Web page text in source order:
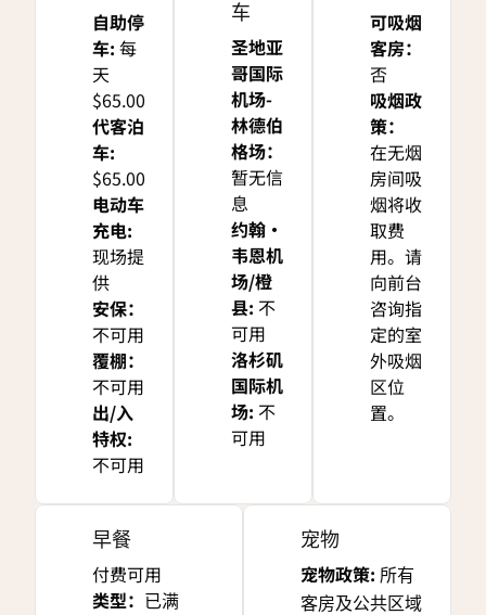
自助停
车: 每
天
$65.00
代客泊
车:
$65.00
电动车
充电:
现场提
供
安保：
不可用
覆棚：
不可用
出/入
特权:
不可用
车
圣地亚
哥国际
机场-
林德伯
格场：
暂无信
息
约翰·
韦恩机
场/橙
县: 不
可用
洛杉矶
国际机
场: 不
可用
可吸烟
客房：
否
吸烟政
策：
在无烟
房间吸
烟将收
取费
用。请
向前台
咨询指
定的室
外吸烟
区位
置。
早餐
付费可用
类型： 已满
宠物
宠物政策: 所有
客房及公共区域